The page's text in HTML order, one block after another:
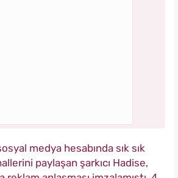
medya hesabında sık sık
paylaşan şarkıcı Hadise,